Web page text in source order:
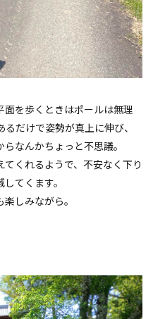
面を歩くときはポールは無理
だけで姿勢が真上に伸び、
なんかちょっと不思議。
くれるようで、不安なく下り
てくます。
しみながら。